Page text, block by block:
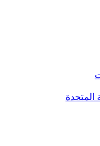
المتحدة